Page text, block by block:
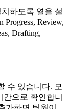
하도록 열을 설
Review,
Drafting,
수 있습니다. 모
으로 확인합니